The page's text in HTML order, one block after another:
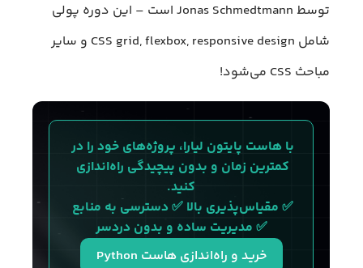
توسط Jonas Schmedtmann است – این دوره پولی
شامل CSS grid, flexbox, responsive design و سایر
مباحث CSS می‌شود!
با هاست پایتون لیارا، پروژه‌های خود را در
کمترین زمان و بدون پیچیدگی راه‌اندازی
کنید.
✅ مقیاس‌پذیری بالا ✅ دسترسی به منابع
✅ مدیریت ساده و بدون دردسر
خرید و راه‌اندازی هاست Python